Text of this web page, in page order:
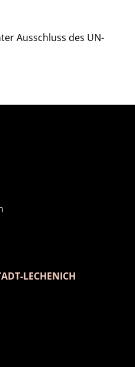
Ausschluss des UN-
LECHENICH